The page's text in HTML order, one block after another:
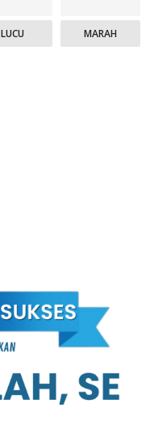
LUCU MARAH
ADVETORIAL